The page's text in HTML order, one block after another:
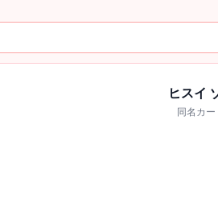
ヒスイ
同名カ